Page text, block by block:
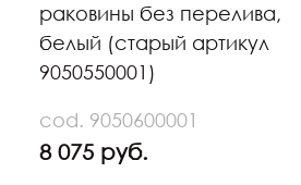
раковины без перелива,
белый (старый артикул
9050550001)
cod. 9050600001
8 075 руб.